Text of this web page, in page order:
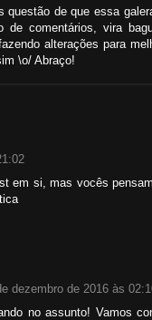
questão de que essa
de comentários, vira
alterações para
\o/ Abraço!
em si, mas vocês
dezembro de 2016 às
no assunto! Vamos